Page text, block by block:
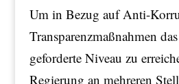
Um in Bezug auf Anti-
Transparenzmaßnahmen
geforderte Niveau zu
Regierung an mehreren